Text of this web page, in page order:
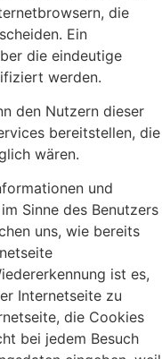
die
Ein
die eindeutige
werden.
den Nutzern dieser
bereitstellen, die
wären.
und
Sinne des Benutzers
uns, wie bereits
ist es,
Internetseite zu
die Cookies
bei jedem Besuch